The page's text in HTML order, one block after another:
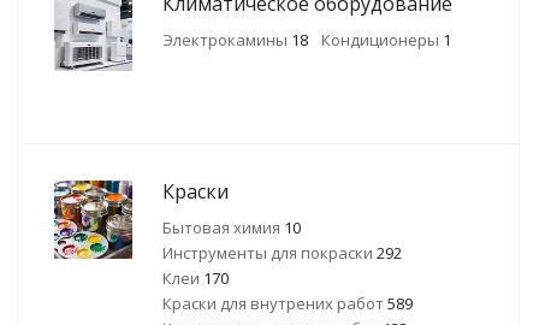
Электрокамины 18 Кондиционеры 1
Краски
Бытовая химия 10
Инструменты для покраски 292
Клеи 170
Краски для внутрених работ589